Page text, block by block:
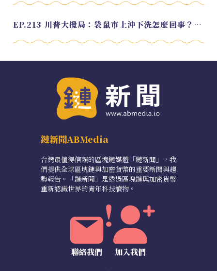
EP.213 川普大攪局：袋鼠市上沖下洗怎麼回事？feat. Alvin
鏈新聞ABMedia
台灣最值得信賴的區塊鏈媒體「鏈新聞」，我
們提供全球區塊鏈與加密貨幣的重要新聞與趨
勢報告。「鏈新聞」是透過區塊鏈與加密貨幣
重新認識世界的青年科技讀物。
聯絡我們 加入我們